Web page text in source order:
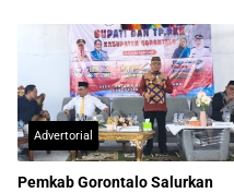
Advertorial
Pemkab Gorontalo Salurkan